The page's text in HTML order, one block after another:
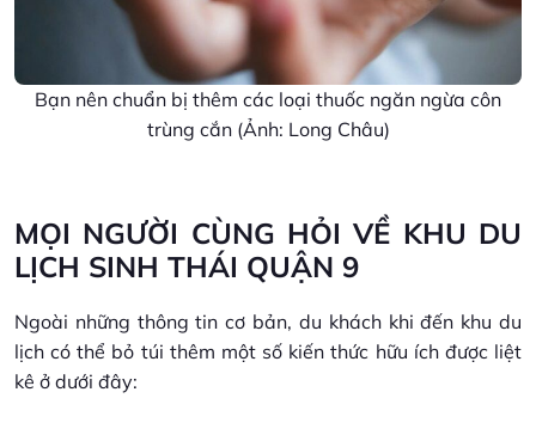
Bạn nên chuẩn bị thêm các loại thuốc ngăn ngừa côn
trùng cắn (Ảnh: Long Châu)
MỌI NGƯỜI CÙNG HỎI VỀ KHU DU
LỊCH SINH THÁI QUẬN 9
Ngoài những thông tin cơ bản, du khách khi đến khu du
lịch có thể bỏ túi thêm một số kiến thức hữu ích được liệt
kê ở dưới đây: